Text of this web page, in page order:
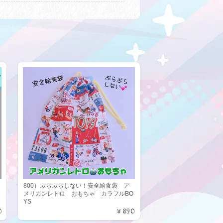
800）ぶらぶらしない！安全給食袋 ア
メリカンレトロ おもちゃ カラフルBO
YS
¥890